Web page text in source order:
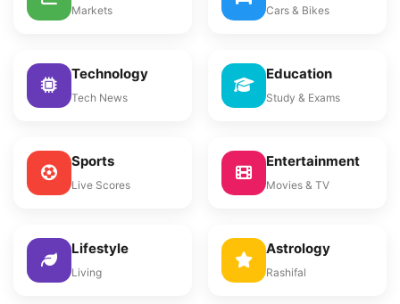
Markets Cars & Bikes
Technology
Tech News
Education
Study & Exams
Sports
Live Scores
Entertainment
Movies & TV
Lifestyle
Living
Astrology
Rashifal